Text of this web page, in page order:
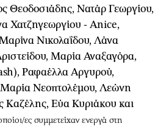
Θεοδοσιάδης, Νατάρ Γεωργίου,
Χατζηγεωργίου - Anice,
Νικολαΐδου, Λάνα
Μαρία Αναξαγόρα,
Ραφαέλλα Αργυρού,
Μαρία Νεοπτολέμου, Λεώνη
Καζέλης, Εύα Κυριάκου και
ες συμμετείχαν ενεργά στη